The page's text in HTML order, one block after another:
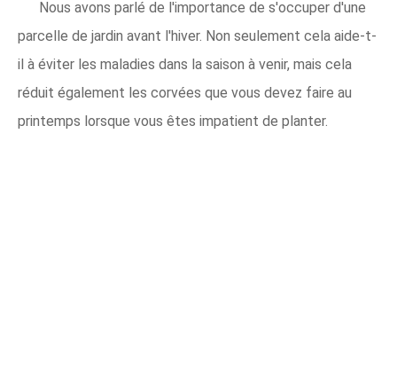
Nous avons parlé de l'importance de s'occuper d'une
parcelle de jardin avant l'hiver. Non seulement cela aide-t-
il à éviter les maladies dans la saison à venir, mais cela
réduit également les corvées que vous devez faire au
printemps lorsque vous êtes impatient de planter.